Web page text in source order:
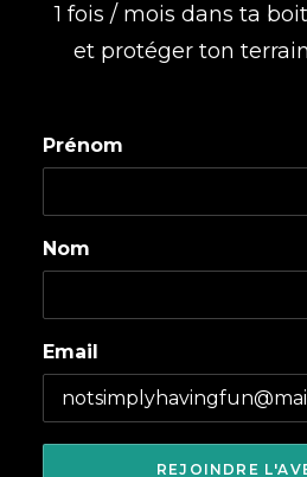
1 fois / mois dans ta
et protéger ton
Prénom
Nom
Email